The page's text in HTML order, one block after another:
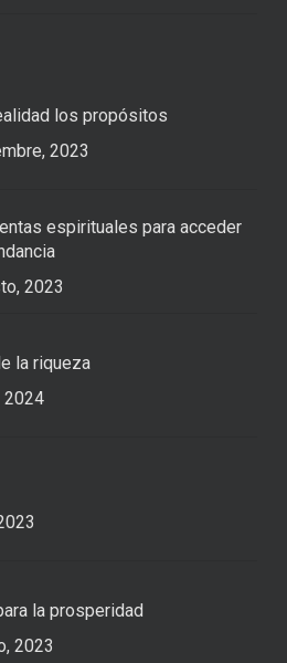
los propósitos
2023
espirituales para acceder
2023
la riqueza
2024
la prosperidad
2023